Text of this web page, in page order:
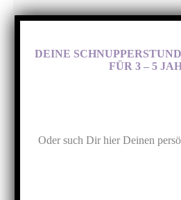
DEINE
FÜR 3 – 5
Oder such Dir hier Deinen